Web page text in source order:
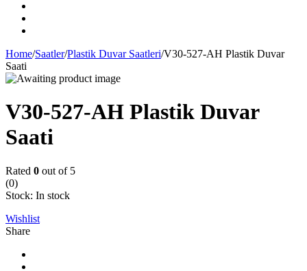
Home/Saatler/Plastik Duvar Saatleri/V30-527-AH Plastik Duvar
Saati
V30-527-AH Plastik Duvar
Saati
Rated 0 out of 5
(0)
Stock: In stock
Wishlist
Share